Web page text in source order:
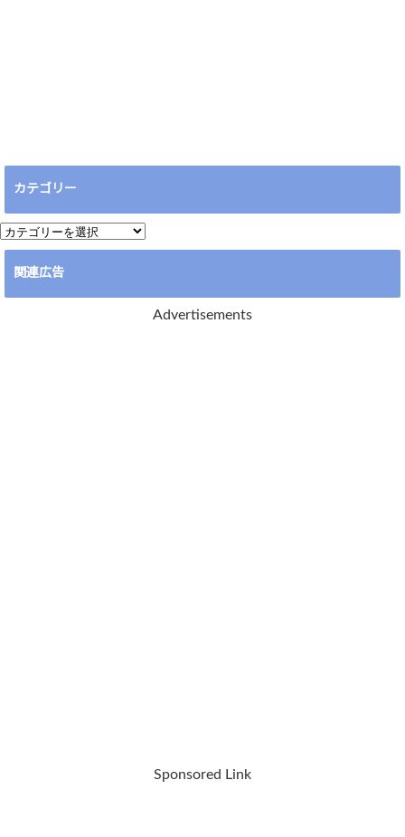
カテゴリー
カ
テ
リ
関連広告
Advertisements
Sponsored Link